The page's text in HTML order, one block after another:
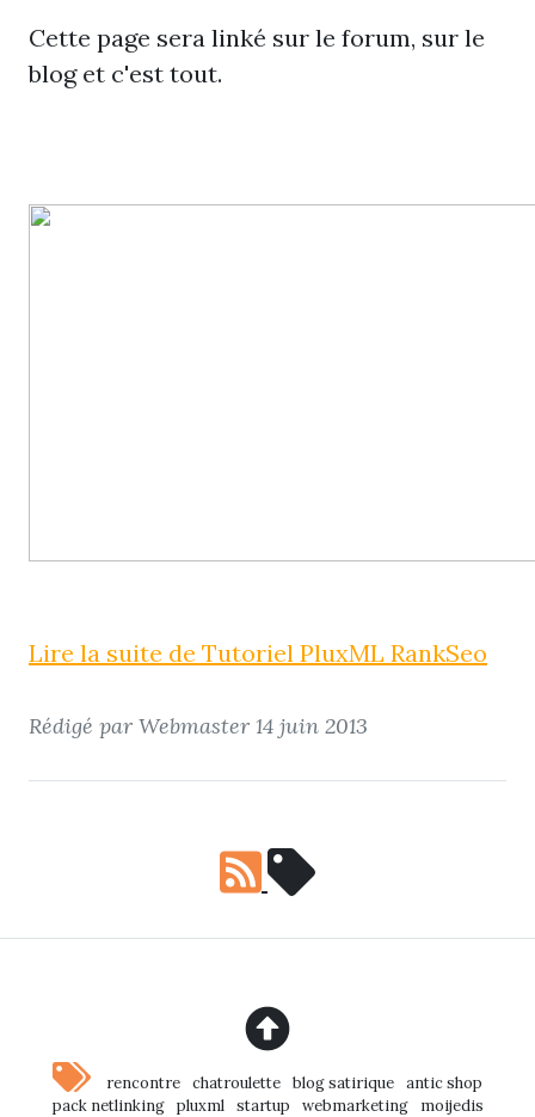
Cette page sera linké sur le forum, sur le
blog et c'est tout.
Lire la suite de Tutoriel PluxML RankSeo
Rédigé par Webmaster 14 juin 2013
rencontre chatroulette blog satirique antic shop
pack netlinking
pluxml startup webmarketing moijedis